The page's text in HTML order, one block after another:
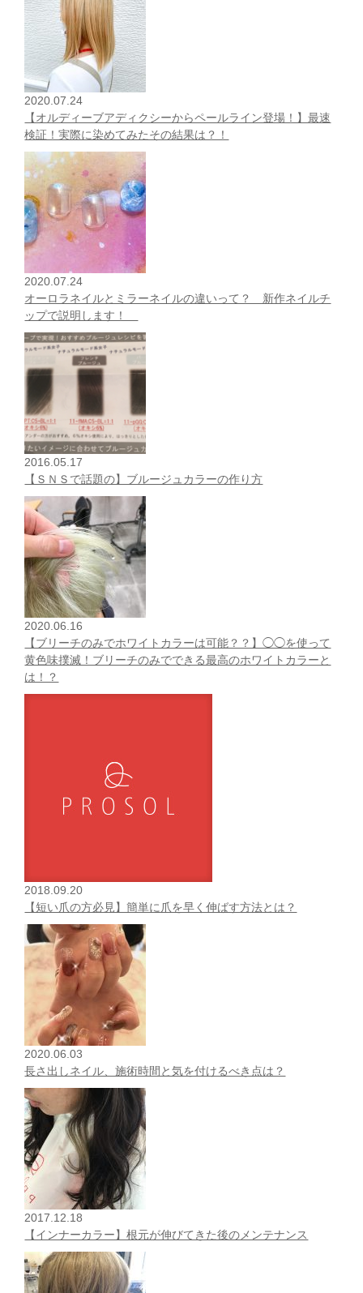
2020.07.24
【オルディーブアディクシーからペールライン登場！】最速
検証！実際に染めてみたその結果は？！
2020.07.24
オーロラネイルとミラーネイルの違いって？ 新作ネイルチ
ップで説明します！
2016.05.17
【ＳＮＳで話題の】ブルージュカラーの作り方
2020.06.16
【ブリーチのみでホワイトカラーは可能？？】◯◯を使って
黄色味撲滅！ブリーチのみでできる最高のホワイトカラーと
は！？
2018.09.20
【短い爪の方必見】簡単に爪を早く伸ばす方法とは？
2020.06.03
長さ出しネイル、施術時間と気を付けるべき点は？
2017.12.18
【インナーカラー】根元が伸びてきた後のメンテナンス